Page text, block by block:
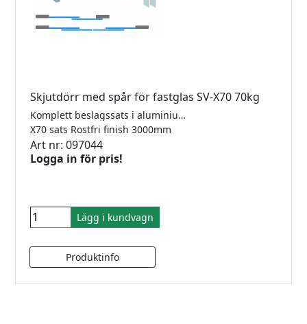
Skjutdörr med spår för fastglas SV-X70 70kg
Komplett beslagssats i aluminium för tak- eller väggmontering för 1 dörr med 2 softclose och ett fastglas. För 8-10mm glas. Längd 3000mm. Maxvikt 70kg. Kräver ej hål i glas. Godkänd för dusch.
X70 sats Rostfri finish 3000mm
Art nr: 097044
Logga in för pris!
Lägg i kundvagn